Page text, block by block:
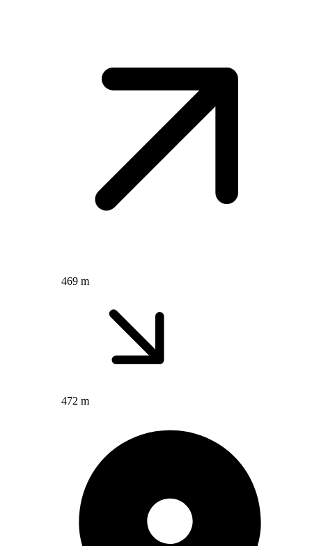
469 m
472 m